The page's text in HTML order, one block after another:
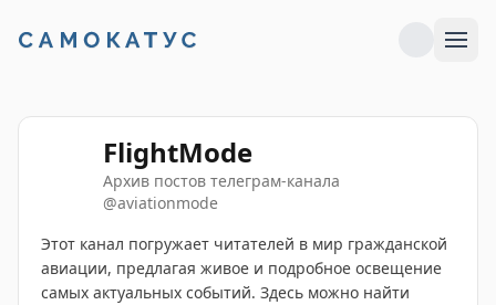
FlightMode
Архив постов телеграм-канала
@aviationmode
Этот канал погружает читателей в мир гражданской
авиации, предлагая живое и подробное освещение
самых актуальных событий. Здесь можно найти